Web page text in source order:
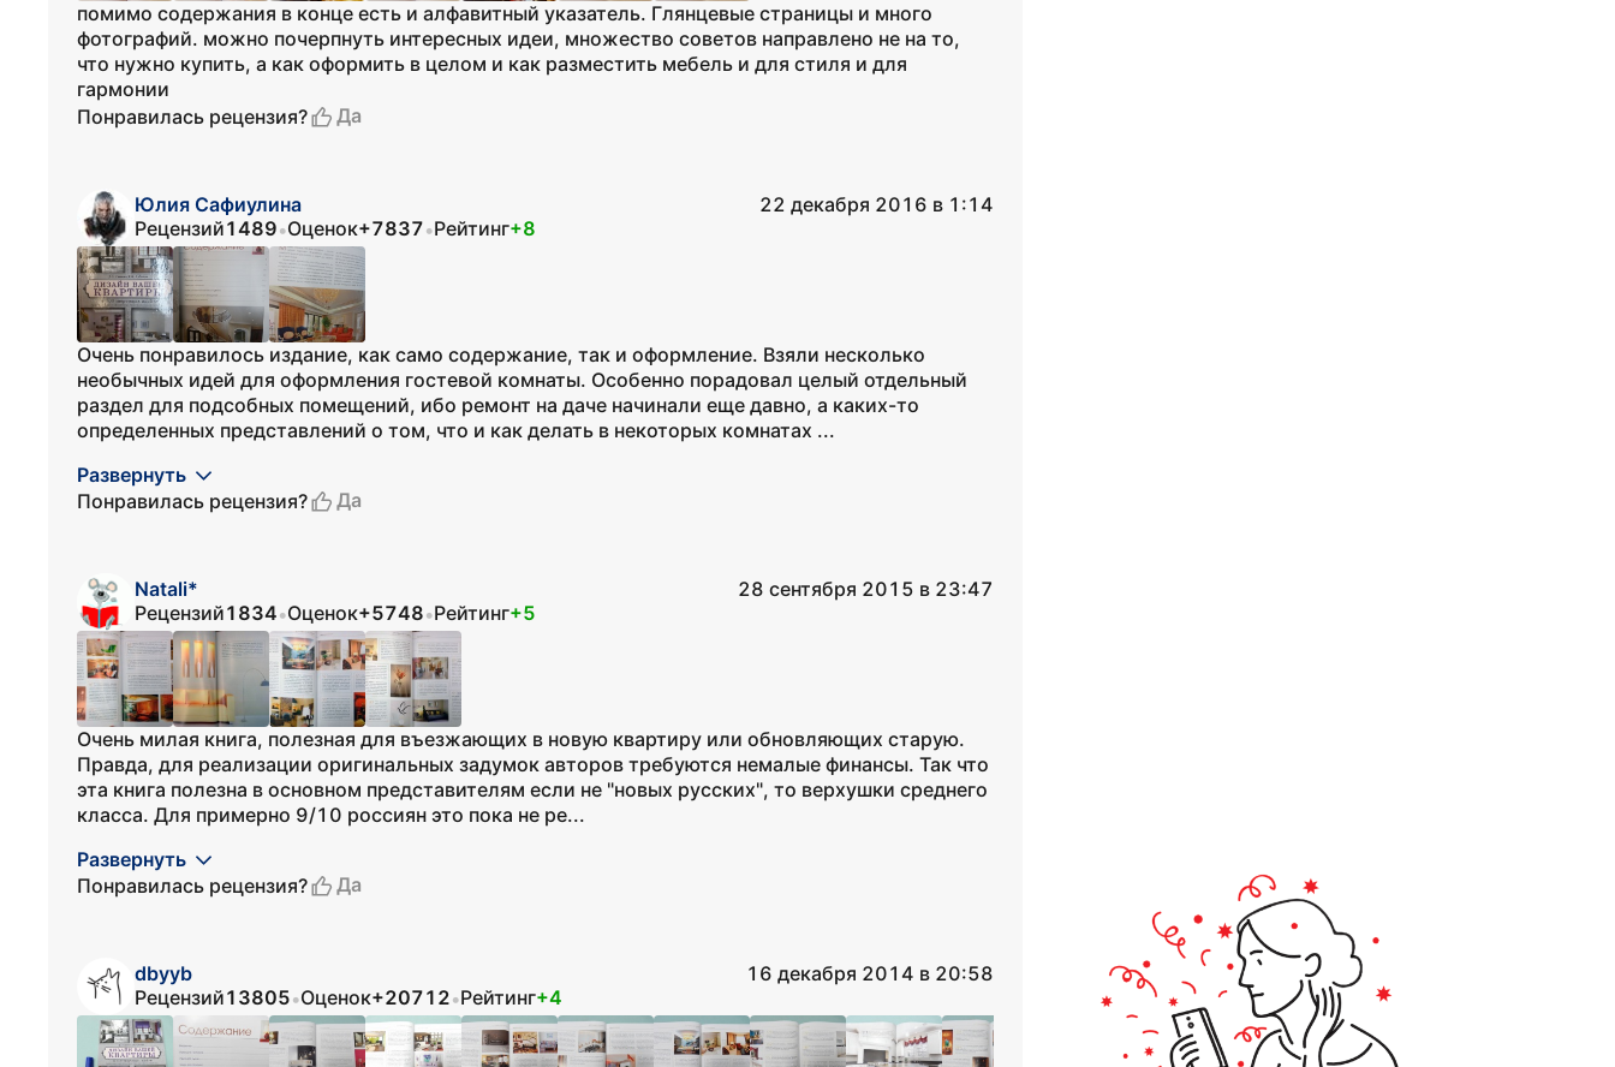
помимо содержания в конце есть и алфавитный указатель. Глянцевые страницы и много
фотографий. можно почерпнуть интересных идеи, множество советов направлено не на то,
что нужно купить, а как оформить в целом и как разместить мебель и для стиля и для
гармонии
Понравилась рецензия?
Да
Юлия Сафиулина
22 декабря 2016 в 1:14
Рецензий1489•Оценок+7837•Рейтинг+8
Очень понравилось издание, как само содержание, так и оформление. Взяли несколько
необычных идей для оформления гостевой комнаты. Особенно порадовал целый отдельный
раздел для подсобных помещений, ибо ремонт на даче начинали еще давно, а каких-то
определенных представлений о том, что и как делать в некоторых комнатах ...
Развернуть
Понравилась рецензия?
Да
Natali*
28 сентября 2015 в 23:47
Рецензий1834•Оценок+5748•Рейтинг+5
Очень милая книга, полезная для въезжающих в новую квартиру или обновляющих старую.
Правда, для реализации оригинальных задумок авторов требуются немалые финансы. Так что
эта книга полезна в основном представителям если не "новых русских", то верхушки среднего
класса. Для примерно 9/10 россиян это пока не ре...
Развернуть
Понравилась рецензия?
Да
dbyyb
16 декабря 2014 в 20:58
Рецензий13805•Оценок+20712•Рейтинг+4